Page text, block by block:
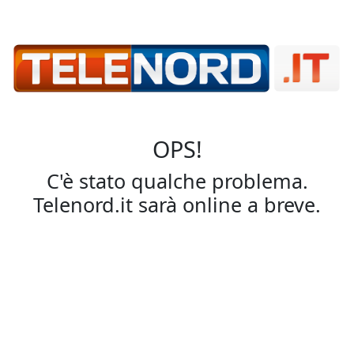
OPS!
C'è stato qualche problema.
Telenord.it sarà online a breve.